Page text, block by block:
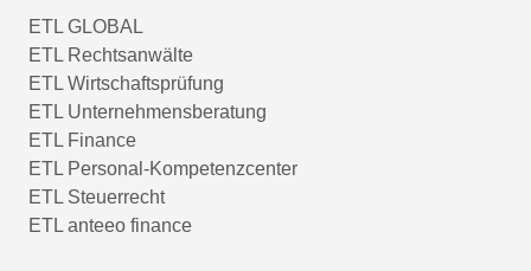
ETL GLOBAL
ETL Rechtsanwälte
ETL Wirtschaftsprüfung
ETL Unternehmensberatung
ETL Finance
ETL Personal-Kompetenzcenter
ETL Steuerrecht
ETL anteeo finance